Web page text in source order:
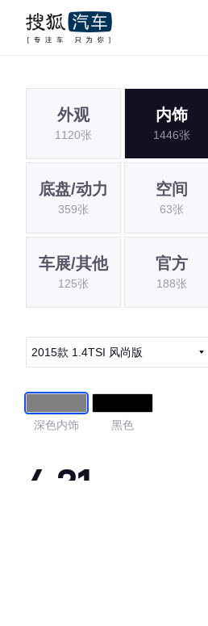
外观
1120张
内饰
1446张
底盘/动力
359张
空间
63张
车展/其他
125张
官方
188张
2015款 1.4TSI 风尚版
深色内饰 黑色
4.31